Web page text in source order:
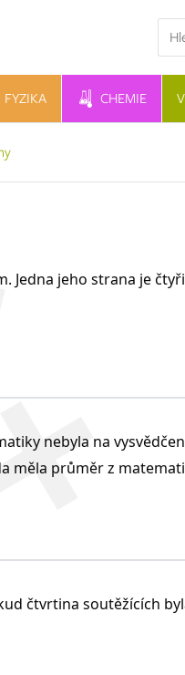
FYZIKA CHEMIE
Jedna jeho strana je
nebyla na
měla průměr z
čtvrtina soutěžících